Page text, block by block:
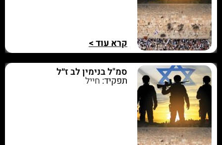
קרא עוד >
סמ"ל בנימין לב ז״ל
תפקיד: חייל